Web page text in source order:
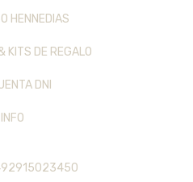
HENNEDIAS
KITS DE REGALO
DNI
INFO